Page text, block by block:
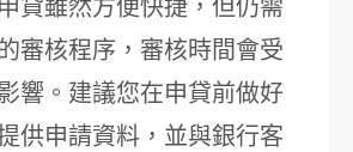
貸雖然方便快捷，但仍需
審核程序，審核時間會受
響。建議您在申貸前做好
供申請資料，並與銀行客